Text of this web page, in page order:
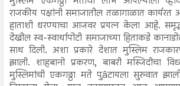
राजकीय पक्षांनी समाजातील तळागाळात कार्यरत
हाताशी धरण्याचा आजवर प्रयत्न केला आहे.
देखील स्व-स्वार्थापोटी समाजाच्या हिताकडे
साथ दिली. अशा प्रकारे देशात मुस्लिम
झाली. शाहबानो प्रकरण, बाबरी मस्जिदीचा
मुस्लिमांची एकगठ्ठा मते पुâटायला सुरुवात